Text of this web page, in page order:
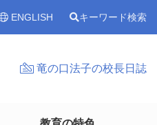
ENGLISH キーワード検索
竜の口法子の校長日誌